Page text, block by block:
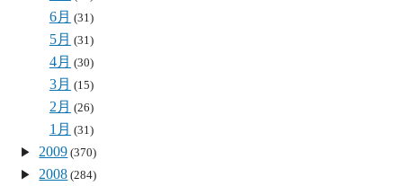
6月 (31)
5月 (31)
4月 (30)
3月 (15)
2月 (26)
1月 (31)
2009 (370)
2008 (284)